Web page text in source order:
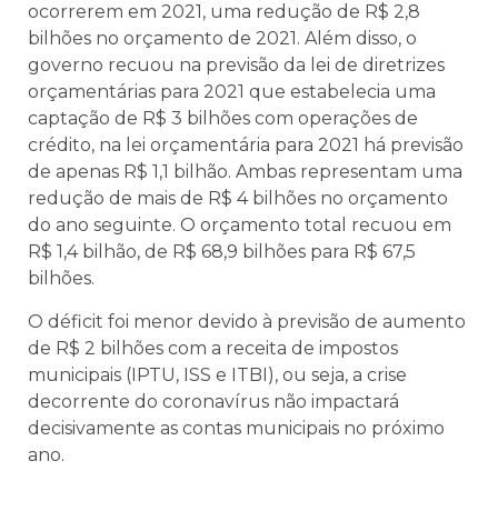
ocorrerem em 2021, uma redução de R$ 2,8
bilhões no orçamento de 2021. Além disso, o
governo recuou na previsão da lei de diretrizes
orçamentárias para 2021 que estabelecia uma
captação de R$ 3 bilhões com operações de
crédito, na lei orçamentária para 2021 há previsão
de apenas R$ 1,1 bilhão. Ambas representam uma
redução de mais de R$ 4 bilhões no orçamento
do ano seguinte. O orçamento total recuou em
R$ 1,4 bilhão, de R$ 68,9 bilhões para R$ 67,5
bilhões.
O déficit foi menor devido à previsão de aumento
de R$ 2 bilhões com a receita de impostos
municipais (IPTU, ISS e ITBI), ou seja, a crise
decorrente do coronavírus não impactará
decisivamente as contas municipais no próximo
ano.